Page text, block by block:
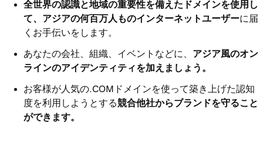
全世界の認識と地域の重要性を備えたドメインを使用し
て、アジアの何百万人ものインターネットユーザーに届
くお手伝いをします。
あなたの会社、組織、イベントなどに、 アジア風のオン
ラインのアイデンティティを加えましょう。
お客様が人気の.COMドメインを使って築き上げた認知
度を利用しようとする競合他社からブランドを守ること
ができます。